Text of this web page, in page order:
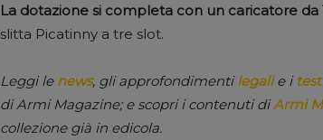
La dotazione si completa con un caricatore da
slitta Picatinny a tre slot.
Leggi le news, gli approfondimentilegali e i
di Armi Magazine; e scopri i contenuti diArmi
collezione già in edicola.